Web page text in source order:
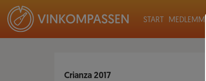
START
Crianza 2017